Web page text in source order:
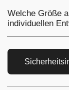
Welche Größe
individuellen